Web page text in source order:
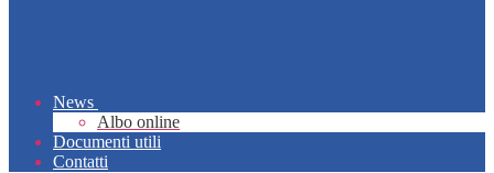
News
Albo online
Documenti utili
Contatti